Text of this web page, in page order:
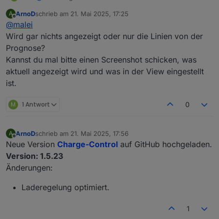
Prüfe mal bitte, ob bei dir diese Objekt-IDs
angelegt sind:
Hast du die View E3DC_Diagramm_Prognosen auch
aktualisiert?
Ansonsten bitte von Github importieren oder in
deiner View die Objekt-ID
0_userdata.0.Charge_Control.History.Hist
Die Objekt-IDs sind da:
Die Prognose-View auf Github ist mehr als drei Jahre
alt. Die Objekt-ID der View ist iO.
A
Offline
ArnoDschrieb am 21. Mai 2025, 17:25
zuletzt editiert von
@malei
Wird gar nichts angezeigt oder nur die Linien von der
Prognose?
Kannst du mal bitte einen Screenshot schicken, was
aktuell angezeigt wird und was in der View eingestellt
ist.
M 1 Antwort 0
A
Offline
ArnoDschrieb am 21. Mai 2025, 17:56
zuletzt editiert von
Neue Version Charge-Control auf GitHub hochgeladen.
Version: 1.5.23
Änderungen:
Laderegelung optimiert.
1